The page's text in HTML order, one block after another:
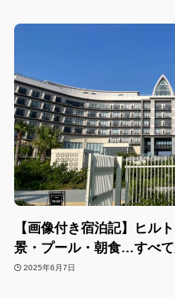
【画像付き宿泊記】ヒル
景・プール・朝食…すべて
2025年6月7日